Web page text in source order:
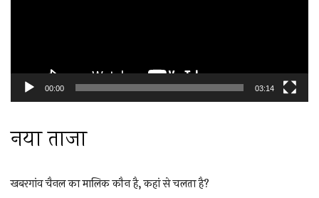
00:00 03:14
नया ताजा
खबरगांव चैनल का मालिक कौन है, कहां से चलता है?